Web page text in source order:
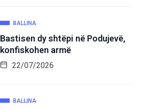
BALLINA
Bastisen dy shtëpi në Podujevë,
konfiskohen armë
22/07/2026
BALLINA